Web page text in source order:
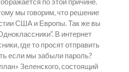
мы говорим, что решение
США и Европы. Так же вы
В интернет
где то просят отправить
если мы забыли пароль?
Зеленского, состоящий